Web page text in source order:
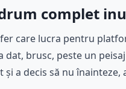
complet
care lucra pentru
dat, brusc, peste un
și a decis să nu